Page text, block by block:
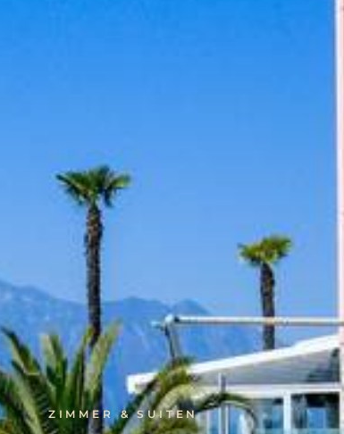
ZIMMER & SUITEN